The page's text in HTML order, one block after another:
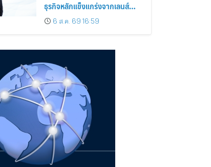
ธุรกิจหลักแข็งแกร่งจากเลนส์
มูลค่าเพิ่ม และการขยายตลาดต่าง
ประเทศ พร้อมเดินหน้าลงทุนเพื่อ
6 ส.ค. 69 16:59